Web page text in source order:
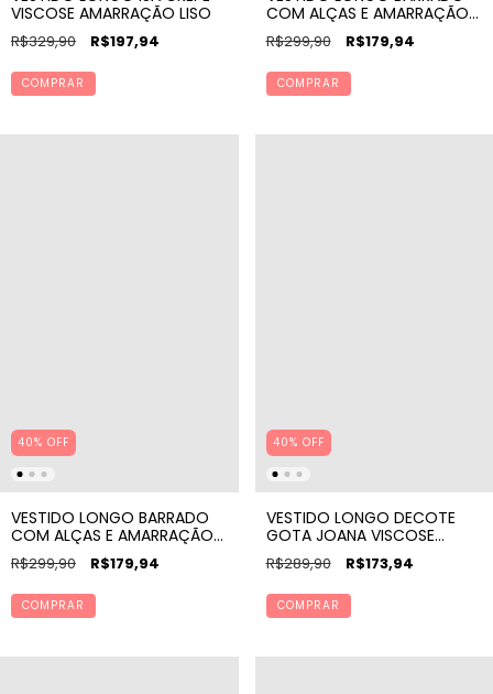
VISCOSE AMARRAÇÃO LISO
R$329,90 R$197,94
COMPRAR
COM ALÇAS E AMARRAÇÃO
KAREN BORDADO VILA
R$299,90 R$179,94
COMPRAR
40% OFF
VESTIDO LONGO BARRADO
COM ALÇAS E AMARRAÇÃO
KAREN ESTAMPA BOTO
R$299,90 R$179,94
COMPRAR
40% OFF
VESTIDO LONGO DECOTE
GOTA JOANA VISCOSE
MAQUINETADA LISO
R$289,90 R$173,94
COMPRAR